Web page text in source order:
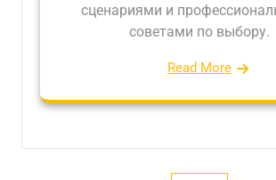
сценариями и
советами по выбору.
Read More